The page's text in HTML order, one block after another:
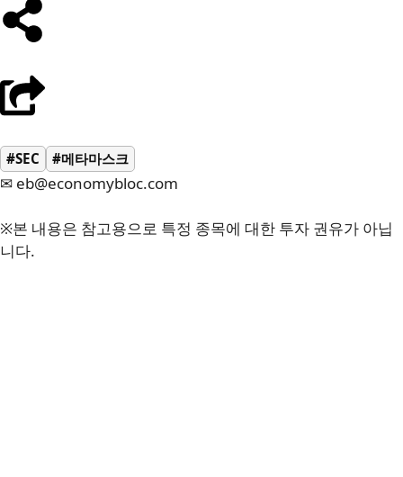
#SEC #메타마스크
✉ eb@economybloc.com
※본 내용은 참고용으로 특정 종목에 대한 투자 권유가 아닙
니다.